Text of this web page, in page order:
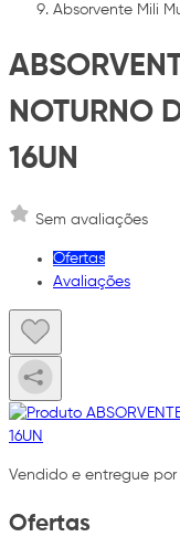
Absorvente Mili
NOTURNO
16UN
Sem avaliações
Ofertas
Avaliações
Vendido e entregue por
Ofertas